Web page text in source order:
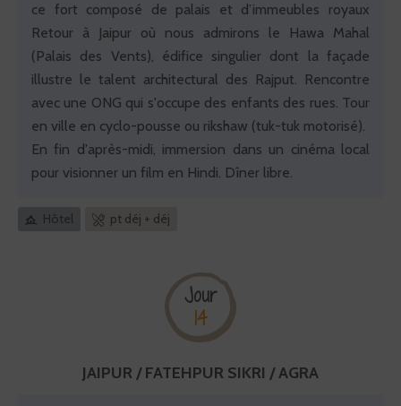
ce fort composé de palais et d’immeubles royaux
Retour à Jaipur où nous admirons le Hawa Mahal
(Palais des Vents), édifice singulier dont la façade
illustre le talent architectural des Rajput. Rencontre
avec une ONG qui s'occupe des enfants des rues. Tour
en ville en cyclo-pousse ou rikshaw (tuk-tuk motorisé).
En fin d'après-midi, immersion dans un cinéma local
pour visionner un film en Hindi. Dîner libre.
Hôtel pt déj + déj
Jour
14
JAIPUR / FATEHPUR SIKRI / AGRA